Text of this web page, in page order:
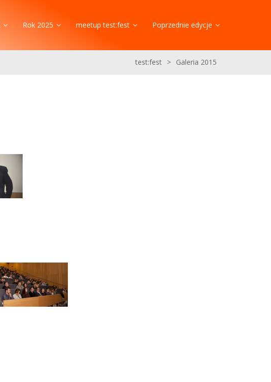
Rok 2025 meetup test:fest Poprzednie edycje
test:fest > Galeria 2015